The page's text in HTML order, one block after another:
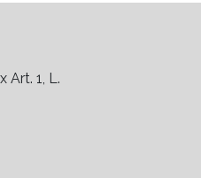
Art. 1, L.